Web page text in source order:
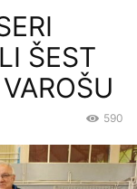
ŠEST
590